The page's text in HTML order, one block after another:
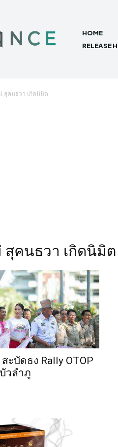
HOME
RELEASE
สุคนธวา เกิดนิมิต
สุคนธวา เกิดนิมิต
ะบัดธง Rally OTOP
วลำภู